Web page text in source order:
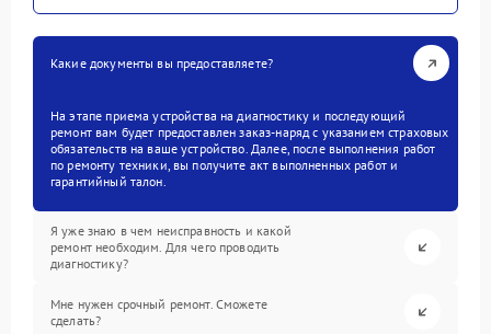
Какие документы вы предоставляете?
На этапе приема устройства на диагностику и последующий
ремонт вам будет предоставлен заказ-наряд с указанием страховых
обязательств на ваше устройство. Далее, после выполнения работ
по ремонту техники, вы получите акт выполненных работ и
гарантийный талон.
Я уже знаю в чем неисправность и какой
ремонт необходим. Для чего проводить
диагностику?
Мне нужен срочный ремонт. Сможете
сделать?